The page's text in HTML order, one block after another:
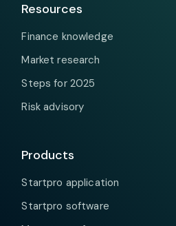
Resources
Finance knowledge
Market research
Steps for 2025
Risk advisory
Products
Startpro application
Startpro software